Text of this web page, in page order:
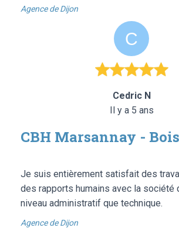
Agence de Dijon
Cedric N
Il y a 5 ans
CBH Marsannay -
Je suis entièrement satisfait des
des rapports humains avec la société
niveau administratif que technique.
Agence de Dijon